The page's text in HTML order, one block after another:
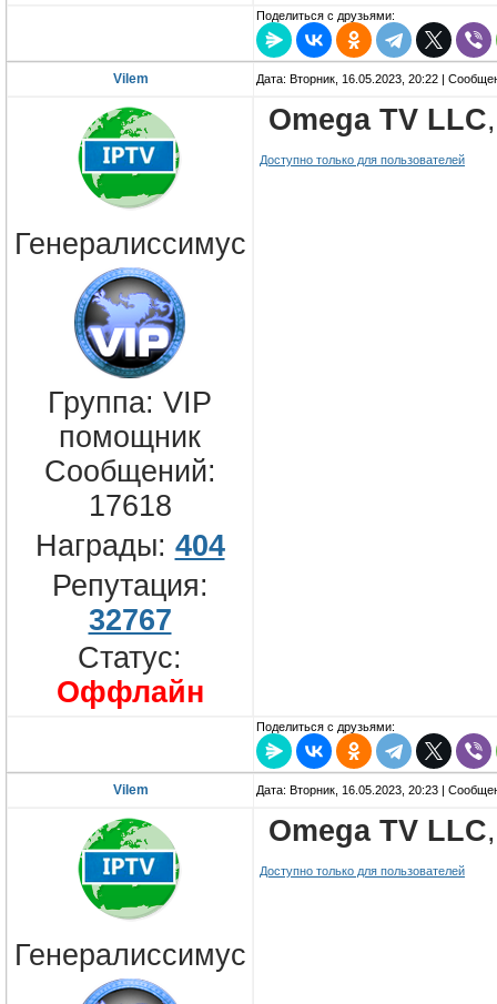
Поделиться с друзьями:
Vilem Дата: Вторник, 16.05.2023, 20:22 |
Генералиссимус
Группа: VIP
помощник
Сообщений:
17618
Награды: 404
Репутация:
32767
Статус:
Оффлайн
Omega TV LLC
Доступно только для пользователей
Поделиться с друзьями:
Vilem Дата: Вторник, 16.05.2023, 20:23 |
Генералиссимус
Omega TV LLC
Доступно только для пользователей